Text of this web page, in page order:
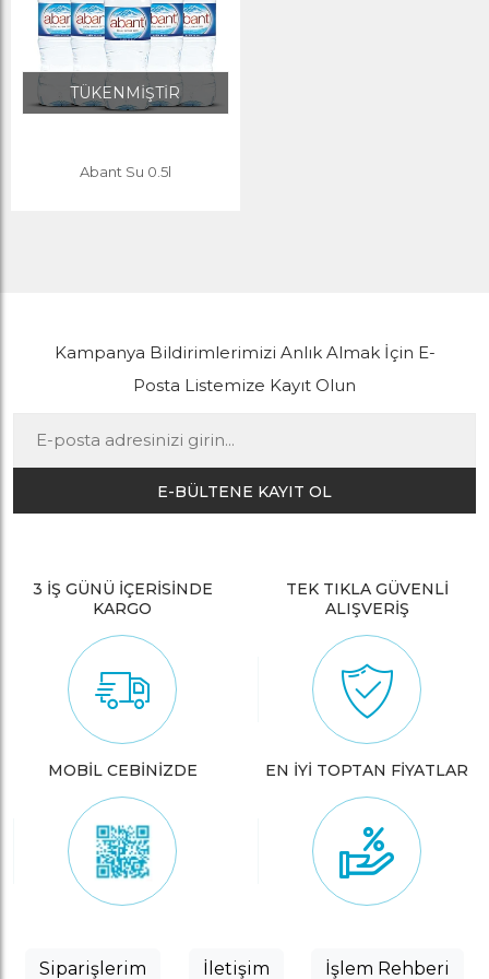
TÜKENMİŞTİR
Abant Su 0.5l
Kampanya Bildirimlerimizi Anlık Almak İçin E-
Posta Listemize Kayıt Olun
E-BÜLTENE KAYIT OL
3 İŞ GÜNÜ İÇERİSİNDE
KARGO
TEK TIKLA GÜVENLİ
ALIŞVERİŞ
MOBİL CEBİNİZDE EN İYİ TOPTAN FİYATLAR
Siparişlerim İletişim İşlem Rehberi